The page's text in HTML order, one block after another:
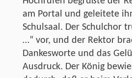
am Portal und geleitete
Schulsaal. Der Schulchor
…“ vor, und der Rektor
Dankesworte und das
Ausdruck. Der König